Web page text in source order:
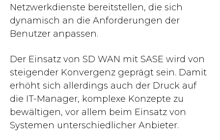
Netzwerkdienste bereitstellen, die sich
dynamisch an die Anforderungen der
Benutzer anpassen.
Der Einsatz von SD WAN mit SASE wird von
steigender Konvergenz geprägt sein. Damit
erhöht sich allerdings auch der Druck auf
die IT-Manager, komplexe Konzepte zu
bewältigen, vor allem beim Einsatz von
Systemen unterschiedlicher Anbieter.